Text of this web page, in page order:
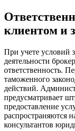
клиентом и
При учете условий
деятельности
ответственность.
таможенного
действий.
предусматривает
предоставление
распространяются
консультантов